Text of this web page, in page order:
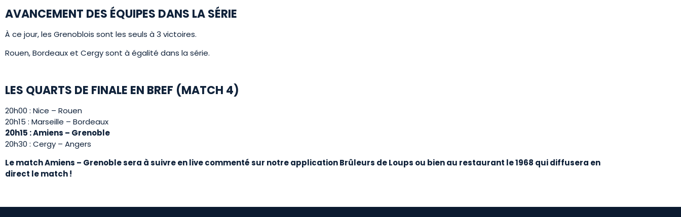
AVANCEMENT DES ÉQUIPES DANS LA SÉRIE
À ce jour, les Grenoblois sont les seuls à 3 victoires.
Rouen, Bordeaux et Cergy sont à égalité dans la série.
LES QUARTS DE FINALE EN BREF (MATCH 4)
20h00 : Nice – Rouen
20h15 : Marseille – Bordeaux
20h15 : Amiens – Grenoble
20h30 : Cergy – Angers
Le match Amiens – Grenoble sera à suivre en live commenté sur notre application Brûleurs de Loups ou bien au restaurant le 1968 qui diffusera en
direct le match !